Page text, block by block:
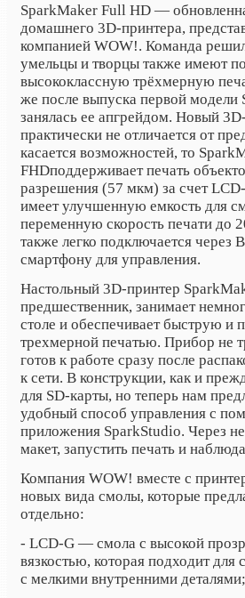
SparkMaker Full HD —
домашнего 3D-принтера,
компанией WOW!. Команда
умельцы и творцы также имеют
высококлассную трёхмерную
же после выпуска первой модели
занялась ее апгрейдом. Новый
практически не отличается от
касается возможностей, то
FHDподдерживает печать
разрешения (57 мкм) за счетLCD
имеет улучшенную емкость для
переменную скорость печати до
также легко подключается через
смартфону для управления.
Настольный 3D-принтер
предшественник, занимает
столе и обеспечивает быструю и
трехмерной печатью. Прибор не
готов к работе сразу после
к сети. В конструкции, как и
для SD-карты, но теперь нам
удобный способ управления с
приложения SparkStudio. Через
макет, запустить печать и
Компания WOW! вместе с
новых вида смолы, которые
отдельно:
- LCD-G — смола с высокой
вязкостью, которая подходит для
с мелкими внутренними деталями;